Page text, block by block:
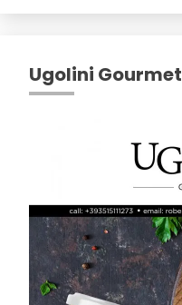
Ugolini Gourmet